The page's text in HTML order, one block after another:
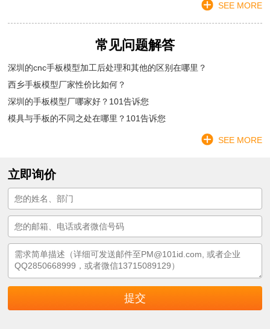
SEE MORE
常见问题解答
深圳的cnc手板模型加工后处理和其他的区别在哪里？
西乡手板模型厂家性价比如何？
深圳的手板模型厂哪家好？101告诉您
模具与手板的不同之处在哪里？101告诉您
SEE MORE
立即询价